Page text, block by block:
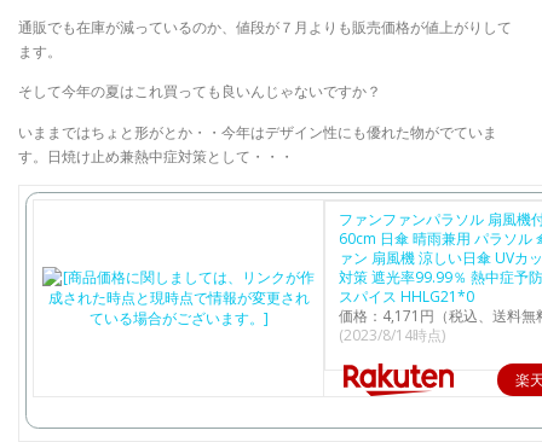
通販でも在庫が減っているのか、値段が７月よりも販売価格が値上がりして
ます。
そして今年の夏はこれ買っても良いんじゃないですか？
いままではちょと形がとか・・今年はデザイン性にも優れた物がでていま
す。日焼け止め兼熱中症対策として・・・
ファンファンパラソル 扇風機
60cm 日傘 晴雨兼用 パラソル
ァン 扇風機 涼しい日傘 UVカ
対策 遮光率99.99％ 熱中症予
スパイス HHLG21*0
価格：4,171円（税込、送料無
(2023/8/14時点)
楽